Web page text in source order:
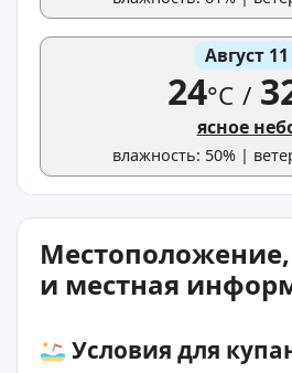
Август 11
24°C /
ясное
влажность: 50% |
и местная
Условия для